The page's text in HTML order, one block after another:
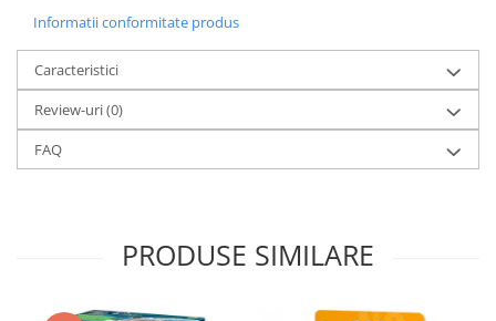
Accesorii diverse terarii
Igiena Iazuri
Conditioner apa iaz
Hrana pesti iazuri
Teste apa iaz
Informatii conformitate produs
Caracteristici
Review-uri(0)
FAQ
PRODUSE SIMILARE